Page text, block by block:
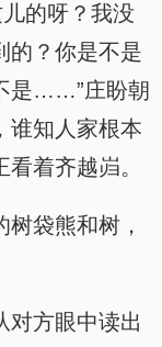
的呀？我没
的？你是不是
是……”庄盼朝
谁知人家根本
着齐越岿。
袋熊和树，
对方眼中读出